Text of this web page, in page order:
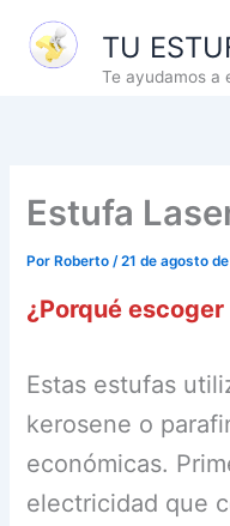
contenido
TU
Te ayudamos a
Estufa
Por Roberto/21 de agosto
¿Porqué
Estas estufas
kerosene o
económicas.
electricidad que